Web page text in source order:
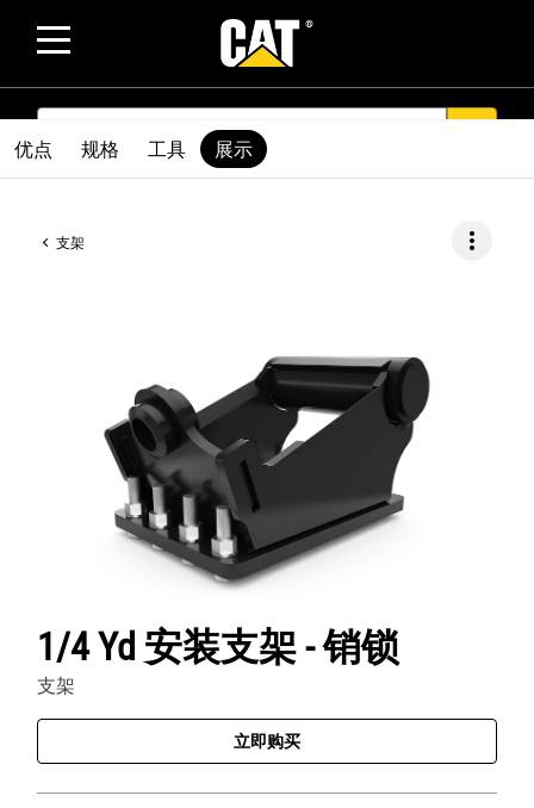
SEARCH
支架 more_vert
1/4 Yd 安装支架 - 销锁
支架
立即购买
优点 规格 工具 展示